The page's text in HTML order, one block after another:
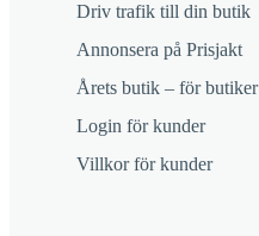
Driv trafik till din butik
Annonsera på Prisjakt
Årets butik – för butiker
Login för kunder
Villkor för kunder